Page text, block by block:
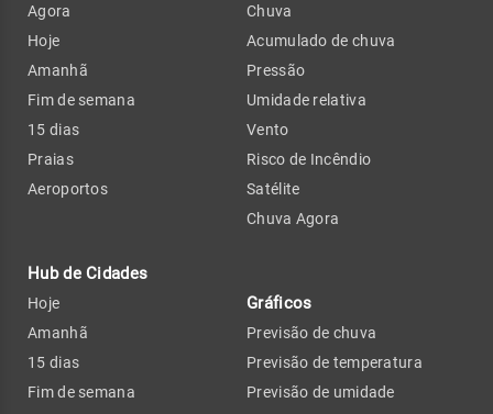
Agora
Hoje
Amanhã
Fim de semana
15 dias
Praias
Aeroportos
Hub de Cidades
Hoje
Amanhã
15 dias
Fim de semana
Chuva
Acumulado de chuva
Pressão
Umidade relativa
Vento
Risco de Incêndio
Satélite
Chuva Agora
Gráficos
Previsão de chuva
Previsão de temperatura
Previsão de umidade